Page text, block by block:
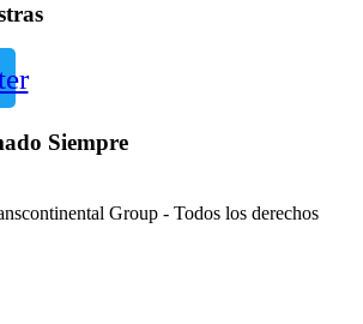
Siempre
Group - Todos los derechos